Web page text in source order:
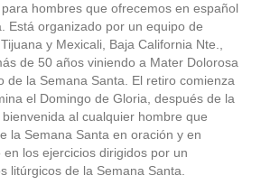
hombres que ofrecemos en español
Está organizado por un equipo de
y Mexicali, Baja California Nte.,
de 50 años viniendo a Mater Dolorosa
de la Semana Santa. El retiro comienza
el Domingo de Gloria, después de la
al cualquier hombre que
la Semana Santa en oración y en
los ejercicios dirigidos por un
litúrgicos de la Semana Santa.